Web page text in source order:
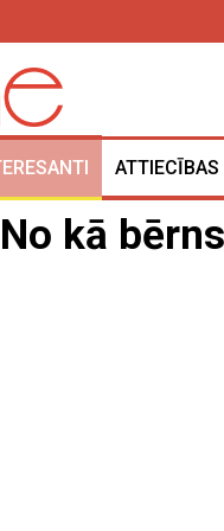
ATTIECĪBAS
kā